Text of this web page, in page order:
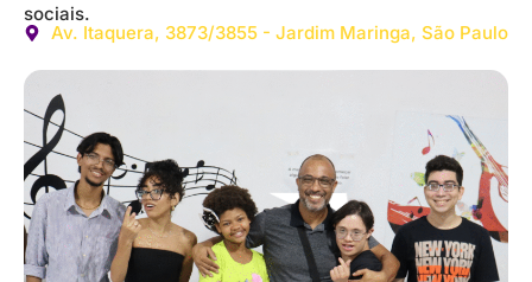
sociais.
Av. Itaquera, 3873/3855 - Jardim Maringa, São Paulo